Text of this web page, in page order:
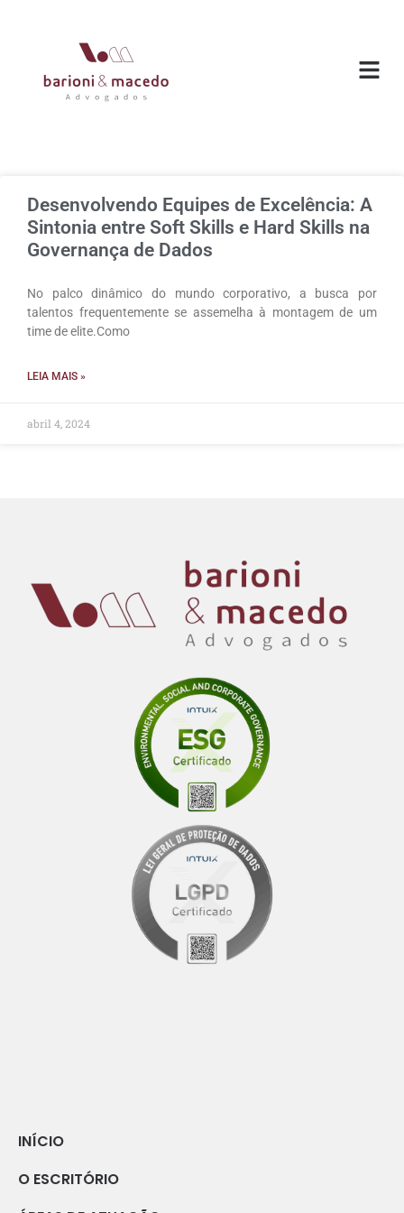
Desenvolvendo Equipes de Excelência: A
Sintonia entre Soft Skills e Hard Skills na
Governança de Dados
No palco dinâmico do mundo corporativo, a busca por
talentos frequentemente se assemelha à montagem de um
time de elite.Como
LEIA MAIS »
abril 4, 2024
INÍCIO
O ESCRITÓRIO